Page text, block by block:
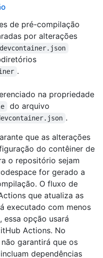
de pré-compilação
por alterações
devcontainer.json
.
na propriedade
do arquivo
.
que as alterações
do contêiner de
o repositório sejam
for gerado a
O fluxo de
que atualiza as
executado com menos
opção usará
Actions. No
garantirá que os
dependências